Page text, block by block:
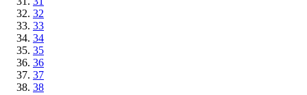
32
33
34
35
36
37
38